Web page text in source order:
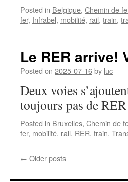
Posted in Belgique, Chemin de
fer, Infrabel, mobilité, rail, train,
Le RER arrive!
Posted on 2025-07-16by luc
Deux voies
toujours pas de
Posted in Bruxelles, Chemin de
fer, mobilité, rail, RER, train,
← Older posts